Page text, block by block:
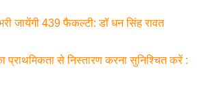
gr
a
e
जायेंगी 439 फैकल्टी: डॉ धन सिंह रावत
प्राथमिकता से निस्तारण करना सुनिश्चित करें :